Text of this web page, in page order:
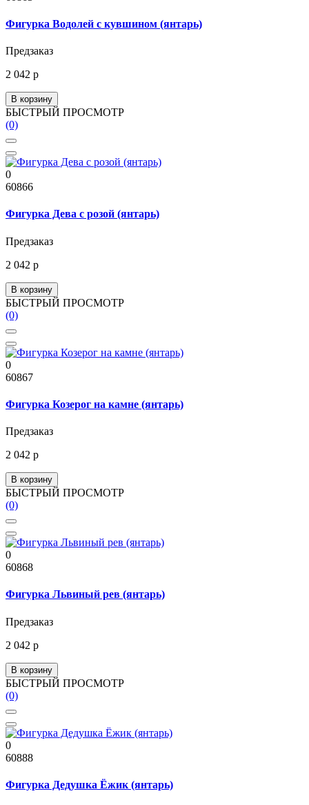
Фигурка Водолей с кувшином (янтарь)
Предзаказ
2 042 р
В корзину
БЫСТРЫЙ ПРОСМОТР
(0)
0
60866
Фигурка Дева с розой (янтарь)
Предзаказ
2 042 р
В корзину
БЫСТРЫЙ ПРОСМОТР
(0)
0
60867
Фигурка Козерог на камне (янтарь)
Предзаказ
2 042 р
В корзину
БЫСТРЫЙ ПРОСМОТР
(0)
0
60868
Фигурка Львиный рев (янтарь)
Предзаказ
2 042 р
В корзину
БЫСТРЫЙ ПРОСМОТР
(0)
0
60888
Фигурка Дедушка Ёжик (янтарь)